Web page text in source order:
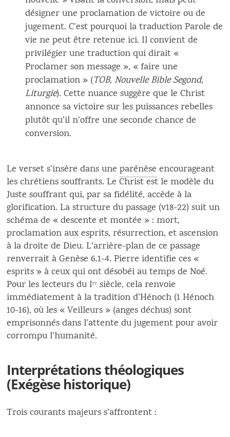
désigner une proclamation de victoire ou de
jugement. C’est pourquoi la traduction Parole de
vie ne peut être retenue ici. Il convient de
privilégier une traduction qui dirait «
Proclamer son message », « faire une
proclamation » (TOB, Nouvelle Bible Segond,
Liturgie). Cette nuance suggère que le Christ
annonce sa victoire sur les puissances rebelles
plutôt qu’il n’offre une seconde chance de
conversion.
Le verset s’insère dans uneparénèse encourageant
les chrétiens souffrants. Le Christ est le modèle du
Juste souffrant qui, par sa fidélité, accède à la
glorification. La structure du passage (v18-22) suit un
schéma de « descente et montée » : mort,
proclamation aux esprits, résurrection, et ascension
à la droite de Dieu. L’arrière-plan de ce passage
renverrait à Genèse 6.1-4. Pierre identifie ces «
esprits » à ceux qui ont désobéi au temps de Noé.
Pour les lecteurs du Iᵉʳ siècle, cela renvoie
immédiatement à la tradition d’Hénoch (1 Hénoch
10-16), où les « Veilleurs » (anges déchus) sont
emprisonnés dans l’attente du jugement pour avoir
corrompu l’humanité.
Interprétations théologiques
(Exégèse historique)
Trois courants majeurs s’affrontent :